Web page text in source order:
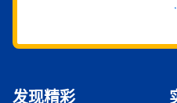
立即开始
发现精彩